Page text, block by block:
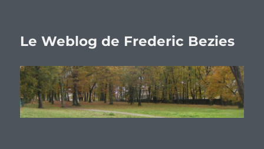
Le Weblog de Frederic Bezies